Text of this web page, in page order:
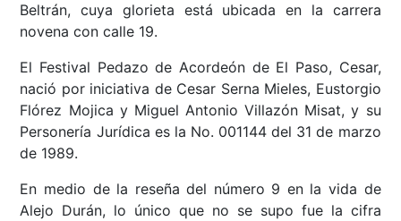
Beltrán, cuya glorieta está ubicada en la carrera
novena con calle 19.
El Festival Pedazo de Acordeón de El Paso, Cesar,
nació por iniciativa de Cesar Serna Mieles, Eustorgio
Flórez Mojica y Miguel Antonio Villazón Misat, y su
Personería Jurídica es la No. 001144 del 31 de marzo
de 1989.
En medio de la reseña del número 9 en la vida de
Alejo Durán, lo único que no se supo fue la cifra